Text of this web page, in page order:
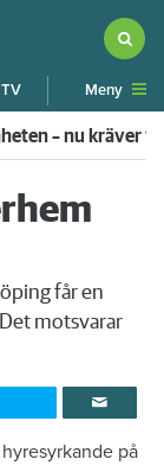
TV Meny
– nu kräver
får en
motsvarar
på